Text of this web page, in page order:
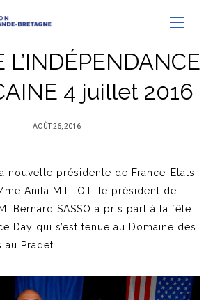
L’INDÉPENDANCE
4 juillet 2016
PUBLIÉ
AOÛT 26, 2016
nouvelle présidente de France-Etats-
Anita MILLOT, le président de
Bernard SASSO a pris part à la fête
Day qui s’est tenue au Domaine des
au Pradet.